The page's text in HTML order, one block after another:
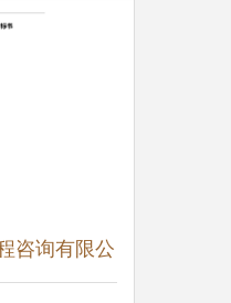
咨询有限公